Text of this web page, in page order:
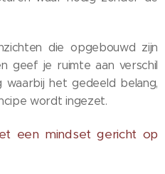
die opgebouwd zijn
geef je ruimte aan verschil
het gedeeld belang,
wordt ingezet.
een mindset gericht op